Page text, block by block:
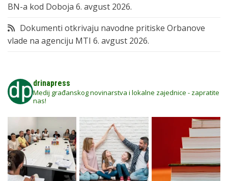
BN-a kod Doboja 6. avgust 2026.
Dokumenti otkrivaju navodne pritiske Orbanove
vlade na agenciju MTI 6. avgust 2026.
drinapress
Medij građanskog novinarstva i lokalne zajednice - zapratite
nas!